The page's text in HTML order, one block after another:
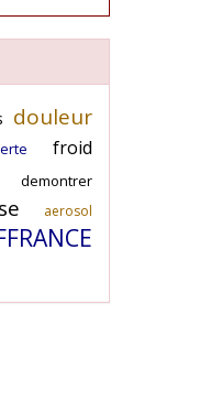
douleur
froid
demontrer
aerosol